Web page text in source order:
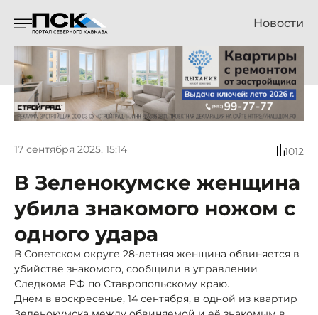
Новости
17 сентября 2025, 15:14 1012
В Зеленокумске женщина
убила знакомого ножом с
одного удара
В Советском округе 28-летняя женщина обвиняется в
убийстве знакомого, сообщили в управлении
Следкома РФ по Ставропольскому краю.
Днем в воскресенье, 14 сентября, в одной из квартир